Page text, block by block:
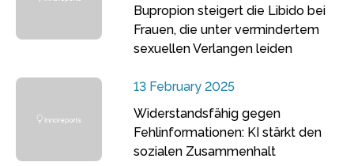
Bupropion steigert die Libido bei
Frauen, die unter vermindertem
sexuellen Verlangen leiden
13 February 2025
Widerstandsfähig gegen
Fehlinformationen: KI stärkt den
sozialen Zusammenhalt